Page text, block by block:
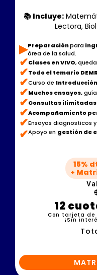
📚 Incluye:
Lectora,
▶︎Preparaciónpara
área de la salud.
✔Clases en VIVO,
✔Todo el temario
✔Curso de
✔Muchos ensayos,
✔Consultas ilimitadas
✔Acompañamiento
✔Ensayos diagnosticos y
✔Apoyo en gestión de
15%
+
12
Con tarjeta de
¡Sin